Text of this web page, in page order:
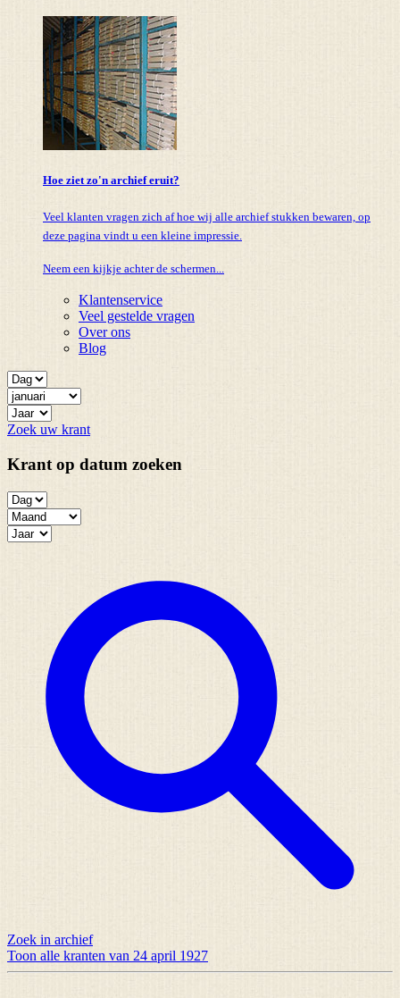
Hoe ziet zo'n archief eruit?
Veel klanten vragen zich af hoe wij alle archief stukken bewaren, op
deze pagina vindt u een kleine impressie.
Neem een kijkje achter de schermen...
Klantenservice
Veel gestelde vragen
Over ons
Blog
Zoek uw krant
Krant op datum zoeken
Zoek in archief
Toon alle kranten van 24 april 1927